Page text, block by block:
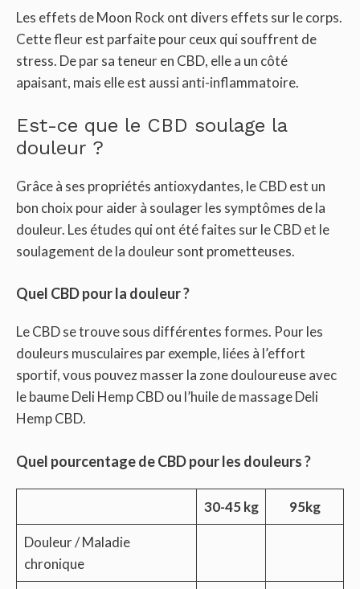
Les effets de Moon Rock ont ​​divers effets sur le corps.
Cette fleur est parfaite pour ceux qui souffrent de
stress. De par sa teneur en CBD, elle a un côté
apaisant, mais elle est aussi anti-inflammatoire.
Est-ce que le CBD soulage la
douleur ?
Grâce à ses propriétés antioxydantes, le CBD est un
bon choix pour aider à soulager les symptômes de la
douleur. Les études qui ont été faites sur le CBD et le
soulagement de la douleur sont prometteuses.
Quel CBD pour la douleur ?
Le CBD se trouve sous différentes formes. Pour les
douleurs musculaires par exemple, liées à l’effort
sportif, vous pouvez masser la zone douloureuse avec
le baume Deli Hemp CBD ou l’huile de massage Deli
Hemp CBD.
Quel pourcentage de CBD pour les douleurs ?
30-45 kg 95kg
Douleur / Maladie
chronique